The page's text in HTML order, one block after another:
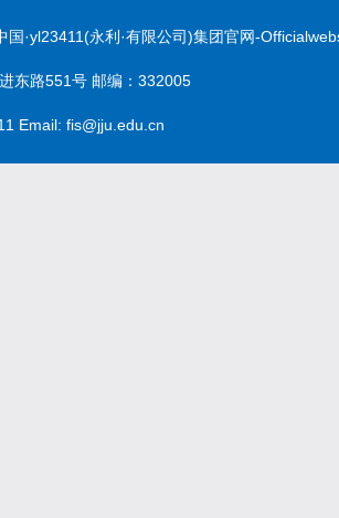
国·yl23411(永利·有限公司)集团官网-
东路551号 邮编：332005
Email: fis@jju.edu.cn